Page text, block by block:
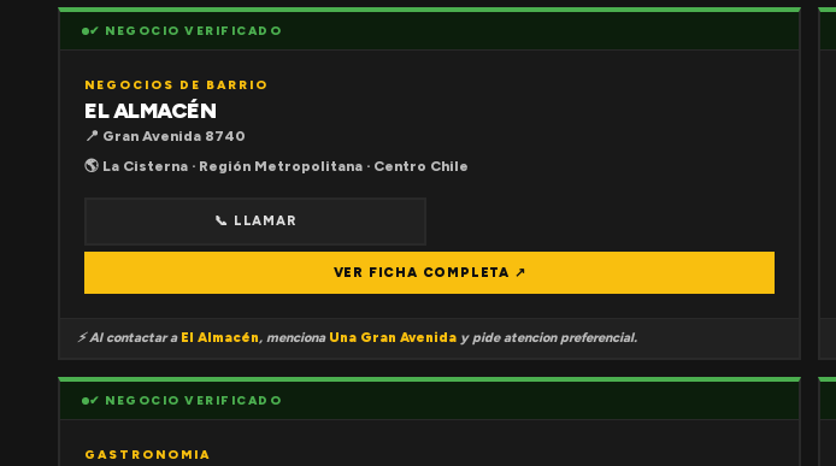
✔ NEGOCIO VERIFICADO
NEGOCIOS DE BARRIO
EL ALMACÉN
📍 Gran Avenida 8740
🌎 La Cisterna · Región Metropolitana · Centro Chile
📞 LLAMAR
VER FICHA COMPLETA ↗
⚡ Al contactar a El Almacén, menciona Una Gran Avenida y pide atencion preferencial.
✔ NEGOCIO VERIFICADO
GASTRONOMIA